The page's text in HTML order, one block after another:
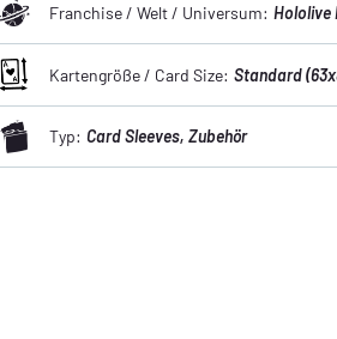
Franchise / Welt / Universum: Hololive
Kartengröße / Card Size: Standard
Typ: Card Sleeves, Zubehör